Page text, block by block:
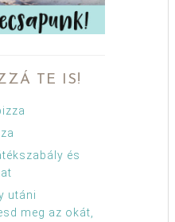
TE IS!
és
utáni
meg az okát,